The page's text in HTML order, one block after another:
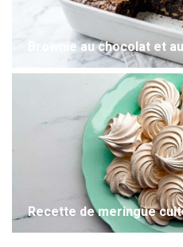
Brownie au chocolat et
Recette de meringue